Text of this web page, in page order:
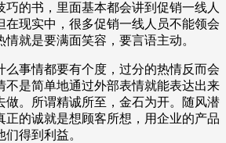
巧的书，里面基本都会讲到促销一线人
在现实中，很多促销一线人员不能领会
就是要满面笑容，要言语主动。
么事情都要有个度，过分的热情反而会
不是简单地通过外部表情就能表达出来
做。所谓精诚所至，金石为开。随风潜
正的诚就是想顾客所想，用企业的产品
得到利益。